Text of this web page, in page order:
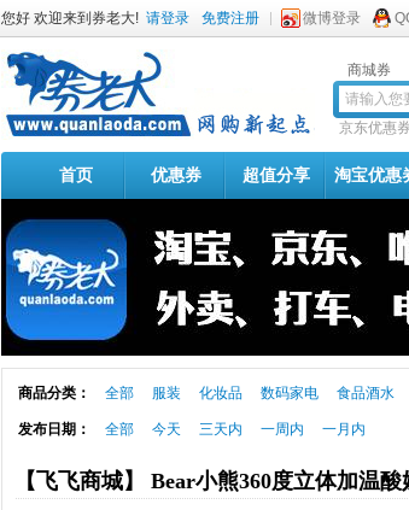
您好 欢迎来到券老大! 请登录 免费注册 微博登录
商城券
京东优惠券
首页 优惠券 超值分享 淘宝优惠
商品分类： 全部 服装 化妆品 数码家电 食品酒水
发布日期： 全部 今天 三天内 一周内 一月内
【飞飞商城】 Bear小熊360度立体加温